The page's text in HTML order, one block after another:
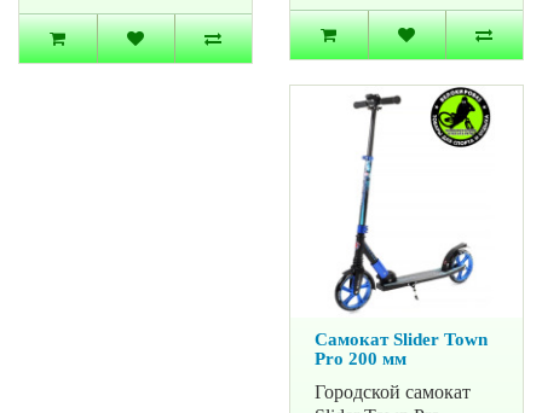
Самокат Slider Town
Pro 200 мм
Городской самокат